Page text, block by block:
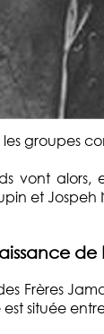
groupes
vont
et Jospeh
de
Frères
est située